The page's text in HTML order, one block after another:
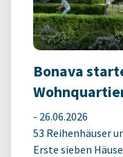
Bonava
- 26.06.2026
53 Reihenhäuser
Erste sieben